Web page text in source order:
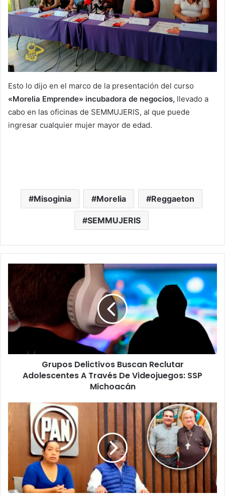
Esto lo dijo en el marco de la presentación del curso
«Morelia Emprende» incubadora de negocios, llevado a
cabo en las oficinas de SEMMUJERIS, al que puede
ingresar cualquier mujer mayor de edad.
Misoginia Morelia Reggaeton
SEMMUJERIS
Grupos
Delictivos
Buscan
Reclutar
Adolescentes
A
Través
Videojuegos:
Michoacán
Grupos Delictivos Buscan Reclutar
Adolescentes A Través De Videojuegos: SSP
Michoacán
PAN
Michoacán
Pide
Gobierno
De
Bedolla
Deje
De